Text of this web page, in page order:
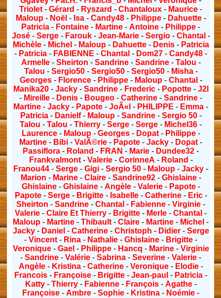
Triolet -Gérard - Ryszard -Chantaloux - Maurice -
Maloup- Noël - Isa- Candy48- Philippe- Dahuette-
Patricia - Fontaine - Martine -Antoine - Philippe -
José- Serge- Farouk- Jean-Marie- Sergio- Chantal -
Michèle- Michel - Maloup- Dahuette- Denis- Patricia
- Patricia - FABIENNE -Chantal - Dom27 -Candy48 -
Armelle- Sheirton - Sandrine- Sandrine- Talou -
Talou - Sergio50- Sergio50- Sergio50- Misha-
Georges- Florence- Philippe- Maloup- Chantal -
Manika20 - Jacky - Sandrine- Frederic- Popotte- J2l
- Mireille - Denis - Bougeo -Catherine -Sandrine -
Martine -Jacky- Papote -JoÃ«l - PHILIPPE - Emma -
Patricia- Danielf- Maloup- Sandrine- Sergio 50-
Talou -Talou -Thierry -Serge-Serge- Michel36 -
Laurence- Maloup- Georges- Dopat- Philippe-
Martine - Bibi -ValÃ©rie - Papote -Jacky- Dopat -
Passiflora - Roland - FRAN - Marie - Dundee32 -
Frankvalmont- Valerie- CorinneA - Roland -
Franou44 -Serge -Gigi -Sergio 50 - Maloup -Jacky -
Marion - Marine- Claire- Sandrine92- Ghislaine-
Ghislaine- Ghislaine- Angèle- Valerie- Papote-
Papote- Serge - Brigitte- Isabelle- Catherine- Eric-
Sheirton -Sandrine -Chantal - Fabienne -Virginie -
Valerie -Claire Et Thierry - Brigitte - Merle -Chantal -
Maloup - Martine -Thibault -Claire - Martine - Michel -
Jacky - Daniel - Catherine- Christoph - Didier- Serge
-Vincent - Rina - Nathalie -Ghislaine- Brigitte -
Veronique- Gael - Philippe- Hancq - Marine- Virginie
-Sandrine -Valérie -Sabrina -Severine -Valerie -
Angèle- Kristina- Catherine- Veronique- Elodie-
Francois - Françoise - Brigitte -Jean-paul - Patricia -
Katty- Thierry- Fabienne- François - Agathe-
Françoise -Ambre-Sophie- Kristina - Noémie -